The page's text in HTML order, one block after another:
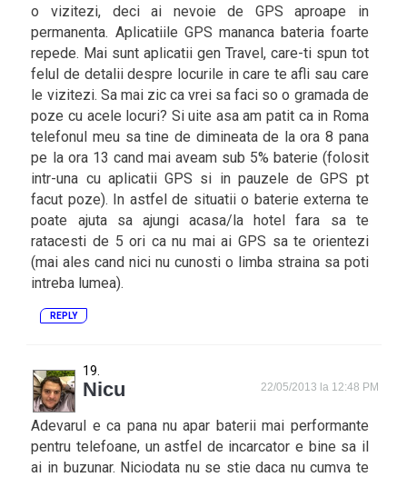
o vizitezi, deci ai nevoie de GPS aproape in
permanenta. Aplicatiile GPS mananca bateria foarte
repede. Mai sunt aplicatii gen Travel, care-ti spun tot
felul de detalii despre locurile in care te afli sau care
le vizitezi. Sa mai zic ca vrei sa faci so o gramada de
poze cu acele locuri? Si uite asa am patit ca in Roma
telefonul meu sa tine de dimineata de la ora 8 pana
pe la ora 13 cand mai aveam sub 5% baterie (folosit
intr-una cu aplicatii GPS si in pauzele de GPS pt
facut poze). In astfel de situatii o baterie externa te
poate ajuta sa ajungi acasa/la hotel fara sa te
ratacesti de 5 ori ca nu mai ai GPS sa te orientezi
(mai ales cand nici nu cunosti o limba straina sa poti
intreba lumea).
REPLY
Nicu 22/05/2013 la 12:48 PM
Adevarul e ca pana nu apar baterii mai performante
pentru telefoane, un astfel de incarcator e bine sa il
ai in buzunar. Niciodata nu se stie daca nu cumva te